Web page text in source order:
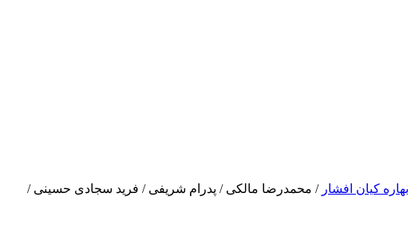
بهاره کیان افشار / محمدرضا مالکی / پدرام شریفی / فرید سجادی حسینی /